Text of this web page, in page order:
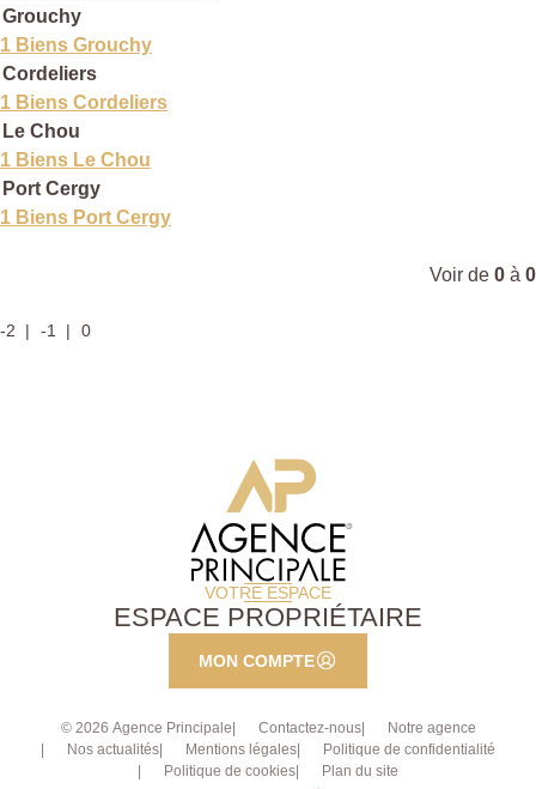
Grouchy
1 Biens Grouchy
Cordeliers
1 Biens Cordeliers
Le Chou
1 Biens Le Chou
Port Cergy
1 Biens Port Cergy
Voir de 0 à 0
-2 -1 0
VOTRE ESPACE
ESPACE PROPRIÉTAIRE
MON COMPTE
© 2026 Agence Principale Contactez-nous
Notre agence
Nos actualités
Mentions légales
Politique de confidentialité
Politique de cookies
Plan du site